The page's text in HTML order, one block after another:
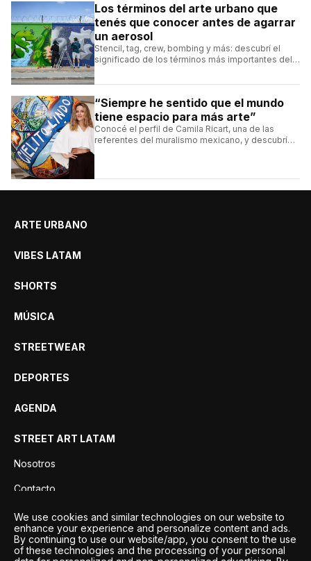
Los términos del arte urbano que
tenés que conocer antes de agarrar
un aerosol
Stencil, tag, crew, bombing y más: descubrí el
significado de los términos más importantes del
“Siempre he sentido que el mundo
tiene espacio para más arte”
Conocé el perfil de Camila Ricart, una de las
referentes del muralismo mexicano, y descubrí
ARTE URBANO
VIBES LATAM
SHORTS
MÚSICA
STREETWEAR
DEPORTES
AGENDA
STREET ART LATAM
Nosotros
Contacto
Privacidad
We use cookies and similar technologies on our website to
enhance your experience and personalize content and ads.
By continuing to use our website/app, you consent to the use
of these technologies and the processing of your personal